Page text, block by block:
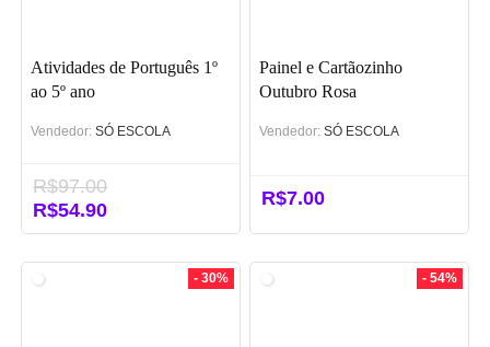
Atividades de Português 1º
ao 5º ano
Vendedor: SÓ ESCOLA
R$97.00
O
preço
R$54.90O
preço
Painel e Cartãozinho
Outubro Rosa
Vendedor: SÓ ESCOLA
R$7.00
- 30% - 54%